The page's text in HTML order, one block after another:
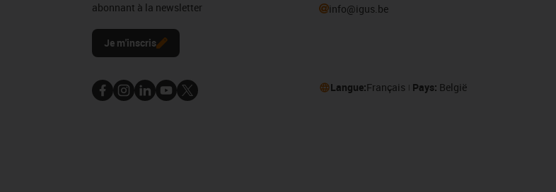
abonnant à la newsletter
Je m'inscris
info@igus.be
Langue:Français Pays: België